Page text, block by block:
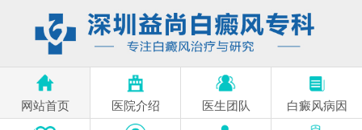
网站首页 医院介绍 医生团队 白癜风病因